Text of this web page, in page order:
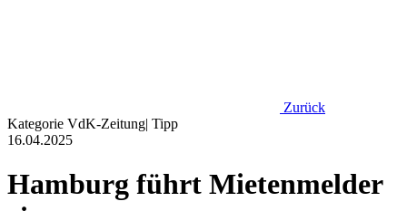
Zurück
Kategorie VdK-Zeitung| Tipp
16.04.2025
Hamburg führt Mietenmelder